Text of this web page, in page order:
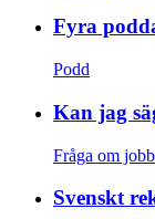
Fyra
Podd
Kan jag
Fråga om
Svenskt